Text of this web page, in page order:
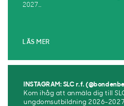
2027...
LÄS MER
INSTAGRAM: SLC r.f.
Kom ihåg att anmäla dig till
ungdomsutbildning 2026-